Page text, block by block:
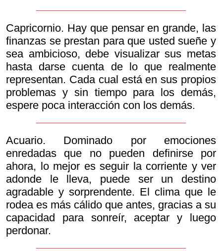
Capricornio. Hay que pensar en grande, las
finanzas se prestan para que usted sueñe y
sea ambicioso, debe visualizar sus metas
hasta darse cuenta de lo que realmente
representan. Cada cual está en sus propios
problemas y sin tiempo para los demás,
espere poca interacción con los demás.
Acuario. Dominado por emociones
enredadas que no pueden definirse por
ahora, lo mejor es seguir la corriente y ver
adonde le lleva, puede ser un destino
agradable y sorprendente. El clima que le
rodea es más cálido que antes, gracias a su
capacidad para sonreír, aceptar y luego
perdonar.